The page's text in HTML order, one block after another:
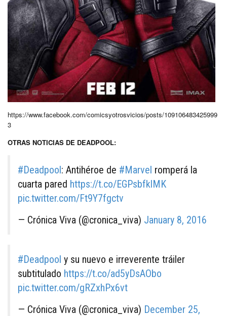
https://www.facebook.com/comicsyotrosvicios/posts/109106483425999
3
OTRAS NOTICIAS DE DEADPOOL:
#Deadpool: Antihéroe de #Marvel romperá la
cuarta pared https://t.co/EGPsbfklMK
pic.twitter.com/Ft9Y7fgctv
— Crónica Viva (@cronica_viva) January 8, 2016
#Deadpool y su nuevo e irreverente tráiler
subtitulado https://t.co/ad5yDsAObo
pic.twitter.com/gRZxhPx6vt
— Crónica Viva (@cronica_viva) December 25,